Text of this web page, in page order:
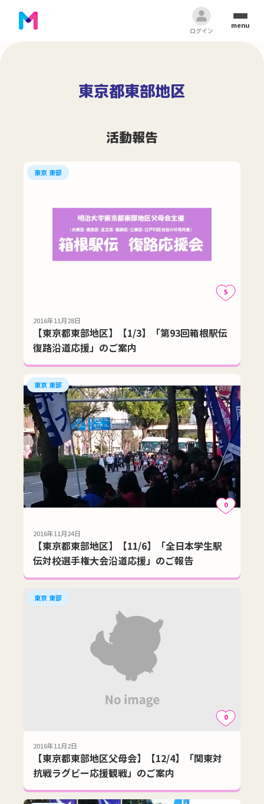
ログイン
menu
東京都東部地区
活動報告
東京 東部
5
2016年11月28日
【東京都東部地区】【1/3】「第93回箱根駅伝
復路沿道応援」のご案内
東京 東部
0
2016年11月24日
【東京都東部地区】【11/6】「全日本学生駅
伝対校選手権大会沿道応援」のご報告
東京 東部
0
2016年11月2日
【東京都東部地区父母会】【12/4】「関東対
抗戦ラグビー応援観戦」のご案内